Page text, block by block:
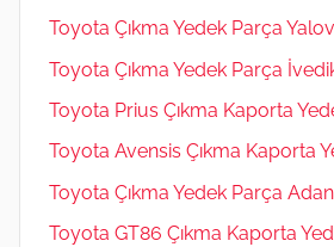
Toyota Çıkma Yedek Parça
Toyota Çıkma Yedek Parça
Toyota Prius Çıkma Kaporta
Toyota Avensis Çıkma Kaporta
Toyota Çıkma Yedek Parça
Toyota GT86 Çıkma Kaporta